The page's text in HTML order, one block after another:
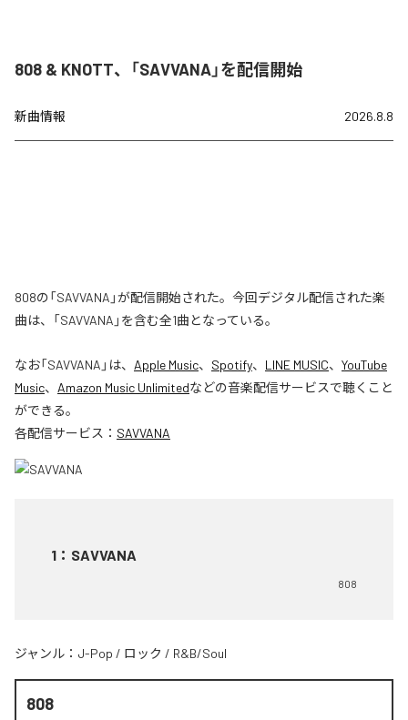
808 & KNOTT、「SAVVANA」を配信開始
新曲情報 2026.8.8
808の「SAVVANA」が配信開始された。今回デジタル配信された楽
曲は、「SAVVANA」を含む全1曲となっている。
なお「SAVVANA 」は、 Apple Music、 Spotify、 LINE MUSIC、 YouTube
Music、 Amazon Music Unlimitedなどの音楽配信サービスで聴くこと
ができる。
各配信サービス： SAVVANA
1 ： SAVVANA
808
ジャンル： J-Pop / ロック / R&B/Soul
808